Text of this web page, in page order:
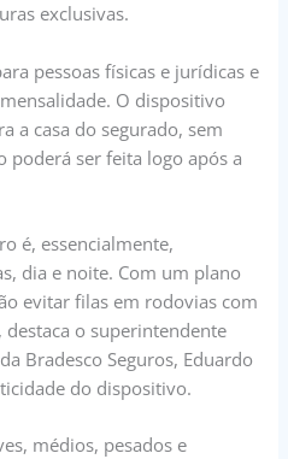
exclusivas.
pessoas físicas e jurídicas e
O dispositivo
a casa do segurado, sem
poderá ser feita logo após a
é, essencialmente,
dia e noite. Com um plano
evitar filas em rodovias com
destaca o superintendente
Bradesco Seguros, Eduardo
do dispositivo.
médios, pesados e